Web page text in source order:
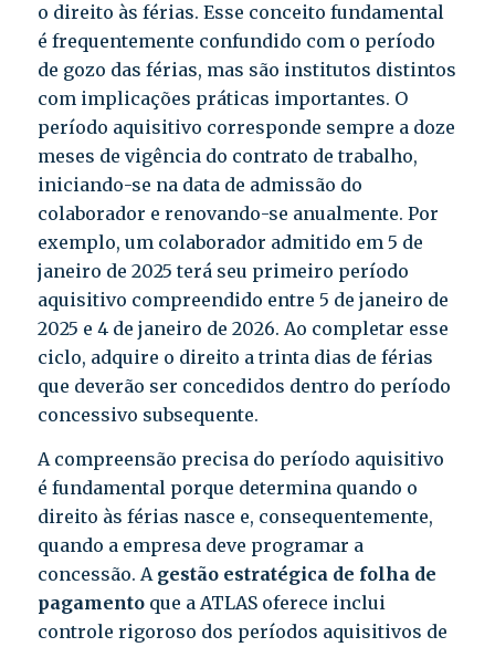
o direito às férias. Esse conceito fundamental
é frequentemente confundido com o período
de gozo das férias, mas são institutos distintos
com implicações práticas importantes. O
período aquisitivo corresponde sempre a doze
meses de vigência do contrato de trabalho,
iniciando-se na data de admissão do
colaborador e renovando-se anualmente. Por
exemplo, um colaborador admitido em 5 de
janeiro de 2025 terá seu primeiro período
aquisitivo compreendido entre 5 de janeiro de
2025 e 4 de janeiro de 2026. Ao completar esse
ciclo, adquire o direito a trinta dias de férias
que deverão ser concedidos dentro do período
concessivo subsequente.
A compreensão precisa do período aquisitivo
é fundamental porque determina quando o
direito às férias nasce e, consequentemente,
quando a empresa deve programar a
concessão. A gestão estratégica de folha de
pagamentoque a ATLAS oferece inclui
controle rigoroso dos períodos aquisitivos de